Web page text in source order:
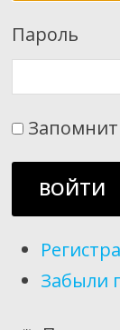
Пароль
ВОЙТИ
Забыли